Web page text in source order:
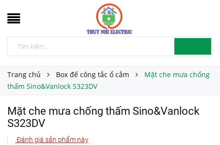
Trang chủ Box đế công tắc ổ cắm
Mặt che mưa chống
thấm Sino&Vanlock S323DV
Mặt che mưa chống thấm Sino&Vanlock
S323DV
Đánh giá sản phẩm này